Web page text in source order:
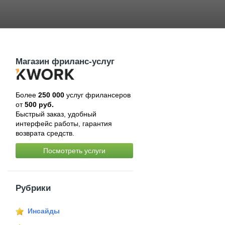
Магазин фриланс-услуг
Более 250 000услуг фрилансеров
от500 руб.
Быстрый заказ, удобный
интерфейс работы, гарантия
возврата средств.
Посмотреть услуги
Рубрики
Инсайды